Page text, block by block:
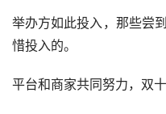
举办方如此投入，那些尝
惜投入的。
平台和商家共同努力，双